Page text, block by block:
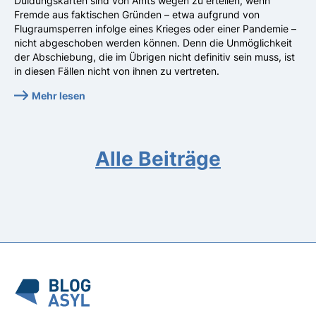
Fremde aus faktischen Gründen – etwa aufgrund von
Flugraumsperren infolge eines Krieges oder einer Pandemie –
nicht abgeschoben werden können. Denn die Unmöglichkeit
der Abschiebung, die im Übrigen nicht definitiv sein muss, ist
in diesen Fällen nicht von ihnen zu vertreten.
Mehr lesen
Alle Beiträge